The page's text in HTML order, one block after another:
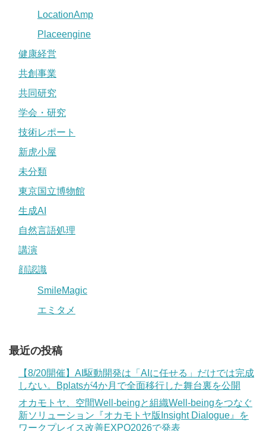
LocationAmp
Placeengine
健康経営
共創事業
共同研究
学会・研究
技術レポート
新虎小屋
未分類
東京国立博物館
生成AI
自然言語処理
講演
顔認識
SmileMagic
エミタメ
最近の投稿
【8/20開催】AI駆動開発は「AIに任せる」だけでは完成
しない。Bplatsが4か月で全面移行した舞台裏を公開
オカモトヤ、空間Well-beingと組織Well-beingをつなぐ
新ソリューション『オカモトヤ版Insight Dialogue』を
ワークプレイス改善EXPO2026で発表